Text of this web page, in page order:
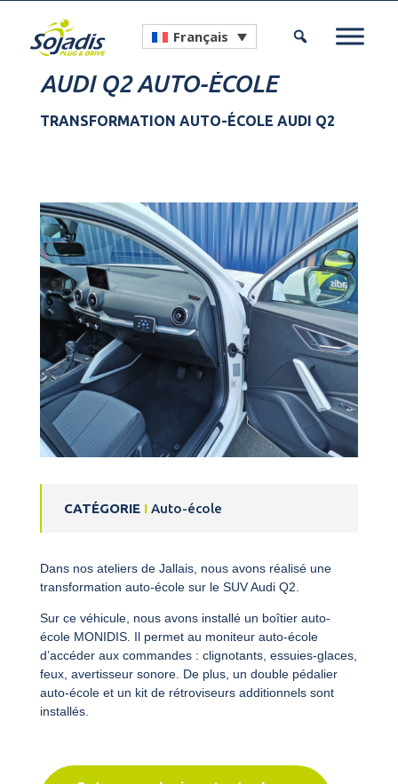
Français
AUDI Q2 AUTO-ÉCOLE
TRANSFORMATION AUTO-ÉCOLE AUDI Q2
CATÉGORIE IAuto-école
Dans nos ateliers de Jallais, nous avons réalisé une
transformation auto-école sur le SUV Audi Q2.
Sur ce véhicule, nous avons installé un boîtier auto-
école MONIDIS. Il permet au moniteur auto-école
d’accéder aux commandes : clignotants, essuies-glaces,
feux, avertisseur sonore. De plus, un double pédalier
auto-école et un kit de rétroviseurs additionnels sont
installés.